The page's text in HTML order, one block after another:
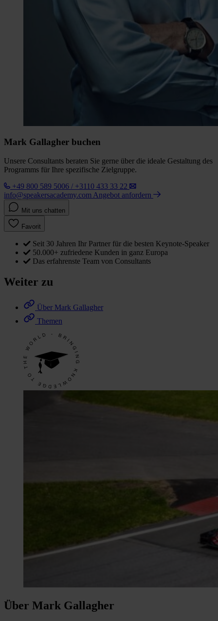
Mark Gallagher buchen
Unsere Consultants beraten Sie gerne über die ideale Gestaltung des
Programms für Ihre spezifische Zielgruppe.
+49 800 589 5006 / +3110 433 33 22
info@speakersacademy.com Angebot anfordern
Mit uns chatten
Favorit
Seit 30 Jahren Ihr Partner für die besten Keynote-Speaker
50.000+ zufriedene Kunden in ganz Europa
Das erfahrenste Team von Consultants
Weiter zu
Über Mark Gallagher
Themen
Über Mark Gallagher